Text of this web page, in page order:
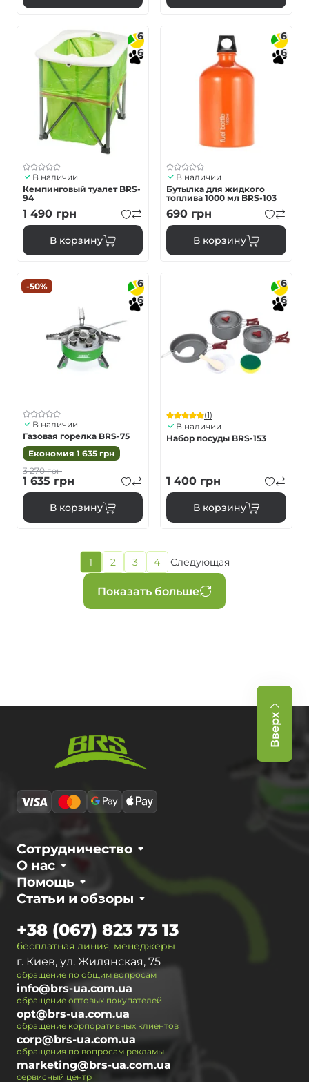
6
6
В наличии
Кемпинговый туалет BRS-
94
1 490 грн
В корзину
6
6
В наличии
Бутылка для жидкого
топлива 1000 мл BRS-103
690 грн
В корзину
-50%
6
6
В наличии
Газовая горелка BRS-75
Економия 1 635 грн
3 270грн
1 635 грн
В корзину
6
6
(1)
В наличии
Набор посуды BRS-153
1 400 грн
В корзину
Нумерация
страниц
Показать больше
Текущая
страница
1
Страница
2
Страница
3
Страница
4
Следующая
страница
Следующая
Вверх
О нас
Сотрудничество
Статьи и обзоры
Помощь
бесплатная линия, менеджеры
+38 (067) 823 73 13
г. Киев, ул. Жилянская, 75
обращение по общим вопросам
info@brs-ua.com.ua
обращение оптовых покупателей
opt@brs-ua.com.ua
обращение корпоративных клиентов
corp@brs-ua.com.ua
обращения по вопросам рекламы
marketing@brs-ua.com.ua
сервисный центр